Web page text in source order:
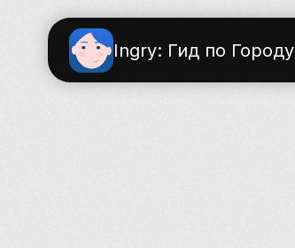
Ingry: Гид по Городу